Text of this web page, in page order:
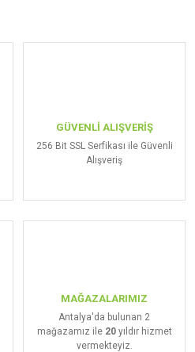
GÜVENLİ ALIŞVERİŞ
256 Bit SSL Serfikası ile Güvenli
Alışveriş
MAĞAZALARIMIZ
Antalya'da bulunan 2
mağazamız ile 20yıldır hizmet
vermekteyiz.